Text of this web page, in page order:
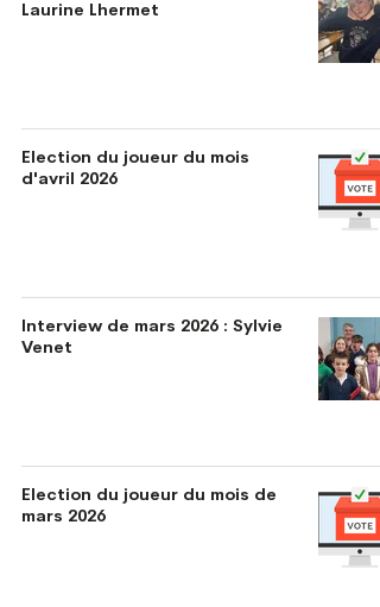
Laurine Lhermet
Election du joueur du mois
d'avril 2026
Interview de mars 2026 : Sylvie
Venet
Election du joueur du mois de
mars 2026